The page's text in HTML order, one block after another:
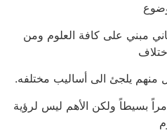
مبني على كافة العلوم ومن
منهم يلجئ الى أساليب مختلفه.
بسيطاً ولكن الأهم ليس لرؤية